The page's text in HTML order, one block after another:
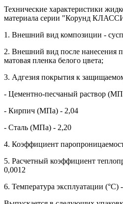
Технические характеристики
материала серии "Корунд
1. Внешний вид композиции -
2. Внешний вид после нанесения
матовая пленка белого цвета;
3. Адгезия покрытия к
- Цементно-песчаный раствор
- Кирпич (МПа) - 2,04
- Сталь (МПа) - 2,20
4. Коэффициент
5. Расчетный коэффициент
0,0012
6. Температура эксплуатации (°С)